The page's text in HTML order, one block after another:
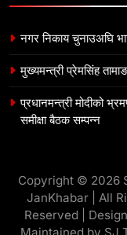
नगर निकाय चुनाउअघि
मुख्यमन्त्री प्रेमसिंह
प्रधानमन्त्री मोदीको
समीक्षा बैठक सम्पन्न
Copyright © 2026
JanKhabar | All
Reserved |
Maintained by SJ